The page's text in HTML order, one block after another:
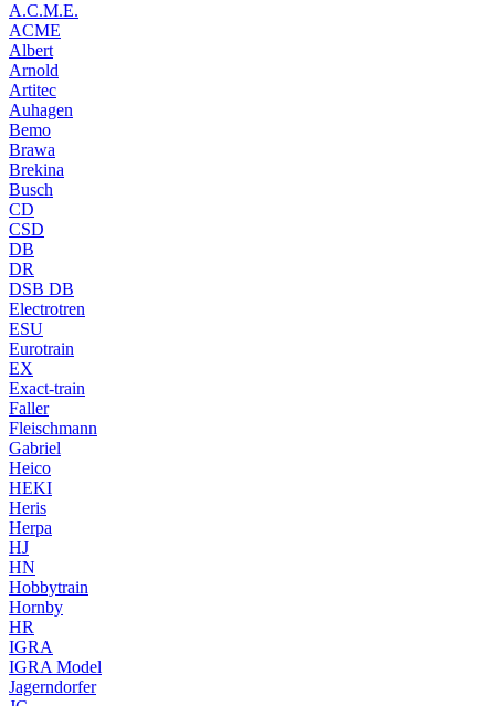
A.C.M.E.
ACME
Albert
Arnold
Artitec
Auhagen
Bemo
Brawa
Brekina
Busch
CD
CSD
DB
DR
DSB DB
Electrotren
ESU
Eurotrain
EX
Exact-train
Faller
Fleischmann
Gabriel
Heico
HEKI
Heris
Herpa
HJ
HN
Hobbytrain
Hornby
HR
IGRA
IGRA Model
Jagerndorfer